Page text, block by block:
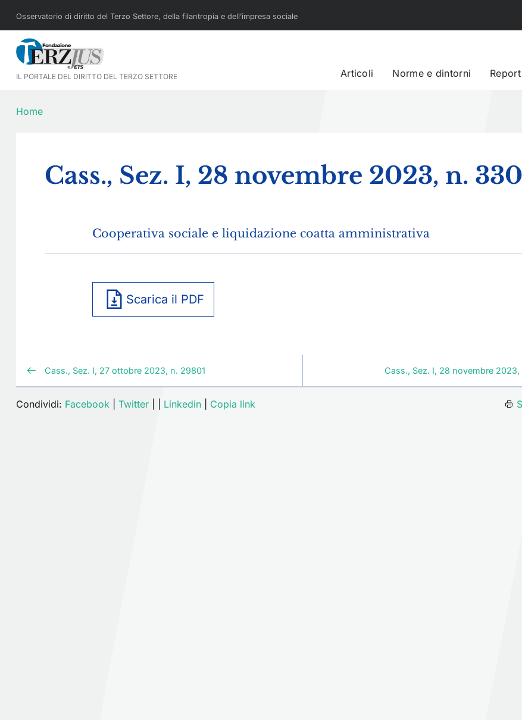
Osservatorio di diritto del Terzo Settore, della filantropia e dell’impresa sociale
IL PORTALE DEL DIRITTO DEL TERZO SETTORE Articoli Norme e dintorni
Home
Cass., Sez. I, 28 novembre 2023, n.
Cooperativa sociale e liquidazione coatta amministrativa
Scarica il PDF
Cass., Sez. I, 27 ottobre 2023, n. 29801 Cass., Sez. I, 28 novembre
Condividi: Facebook Twitter Linkedin Copia link